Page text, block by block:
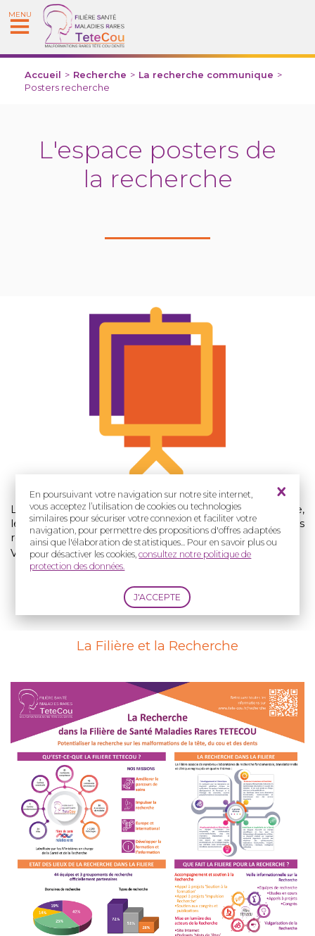
En poursuivant votre navigation sur notre site internet,
vous acceptez l’utilisation de cookies ou technologies
similaires pour sécuriser votre connexion et faciliter votre
navigation, pour permettre des propositions d'offres adaptées
ainsi que l'élaboration de statistiques... Pour en savoir plus ou
pour désactiver les cookies,consultez notre politique de
protection des données.
MENU
Accueil > Recherche > La recherche communique >
Posters recherche
L'espace posters de
la recherche
Lors des Journées 'Recherche et Innovation' de la Filière,
les chercheurs nous présentent leurs travaux et les
résultats de leurs projets.
Visitez notre espace posters virtuel.
La Filière et la Recherche